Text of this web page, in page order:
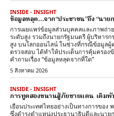
INSIDE - INSIGHT
ข้อมูลหลุด…จาก“ประชาชน”ถึง “นาย
การเผยแพร่ข้อมูลส่วนบุคคลและภาพถ่
ระดับสูง รวมถึงนายกรัฐมนตรี ผู้บริหาร
สูง บนโลกออนไลน์ ในช่วงที่กรณีข้อมูลผู้
ตรวจสอบ ได้ทำให้ประเด็นการคุ้มครอ
คำถามเรื่อง “ข้อมูลหลุดจากที่ใด”
5 สิงหาคม 2026
INSIDE - INSIGHT
การทูตสองขนานสู้ภัยชายแดน เดิมพั
เยือนประเทศไทยอย่างเป็นทางการของ
ซึ่งดำรงตำแหน่งประธานาธิบดีและนาย